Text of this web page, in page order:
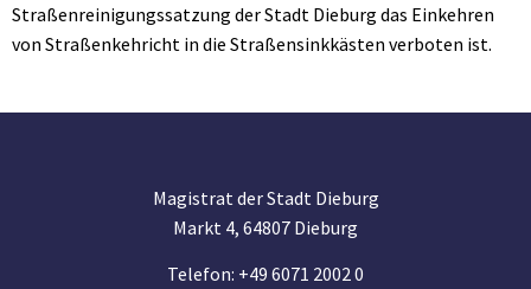
Straßenreinigungssatzung der Stadt Dieburg das Einkehren
von Straßenkehricht in die Straßensinkkästen verboten ist.
Magistrat der Stadt Dieburg
Markt 4, 64807 Dieburg
Telefon: +49 6071 2002 0